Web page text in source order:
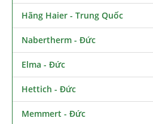
Hãng Haier - Trung Quốc
Nabertherm - Đức
Elma - Đức
Hettich - Đức
Memmert - Đức